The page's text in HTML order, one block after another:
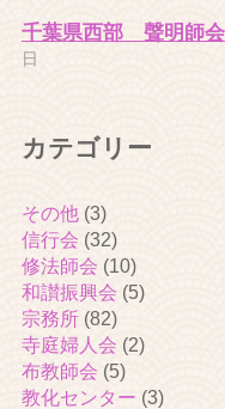
千葉県西部 聲明師
日
カテゴリー
その他(3)
信行会 (32)
修法師会 (10)
和讃振興会 (5)
宗務所(82)
寺庭婦人会 (2)
布教師会 (5)
教化センター (3)